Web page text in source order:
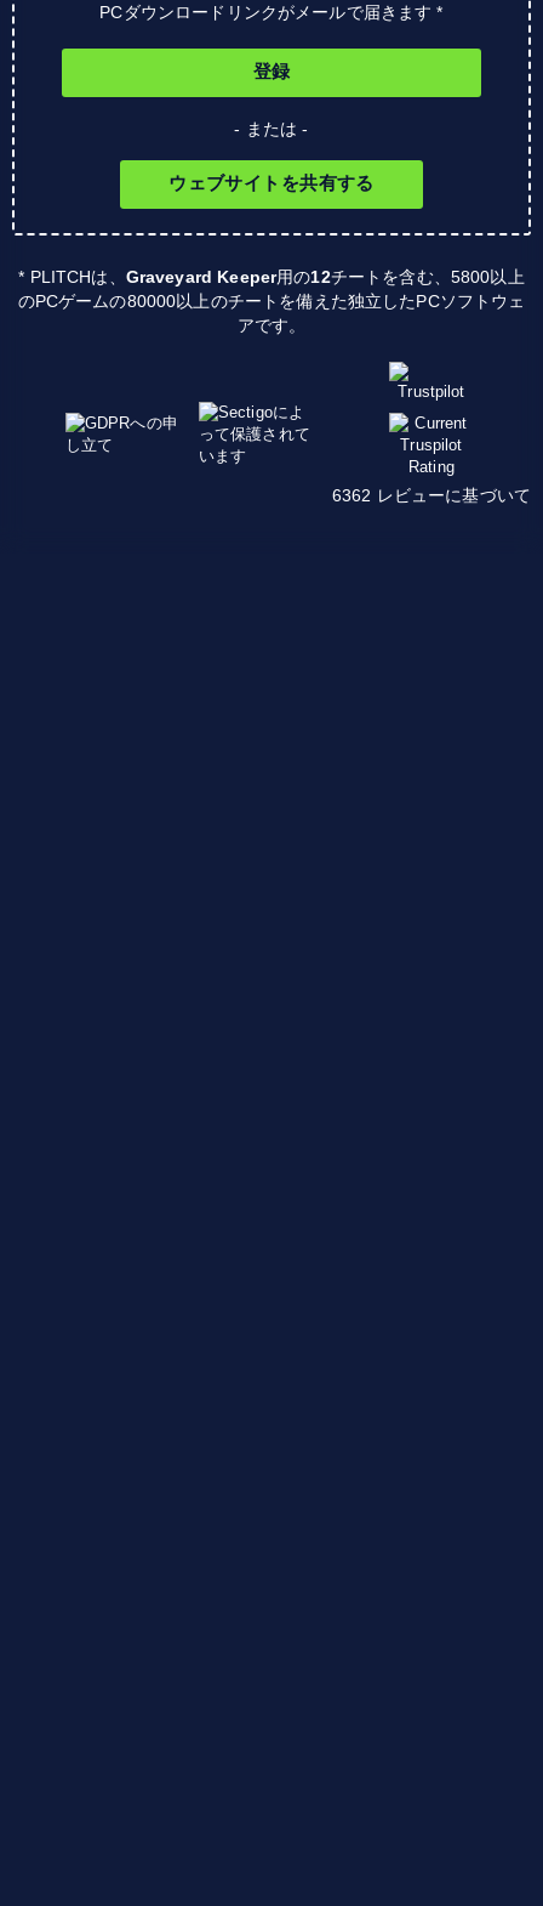
PCダウンロードリンクがメールで届きます *
登録
- または -
ウェブサイトを共有する
* PLITCHは、 Graveyard Keeper用の12チートを含む、5800以上
のPCゲームの80000以上のチートを備えた独立したPCソフトウェ
アです。
6362 レビューに基づいて